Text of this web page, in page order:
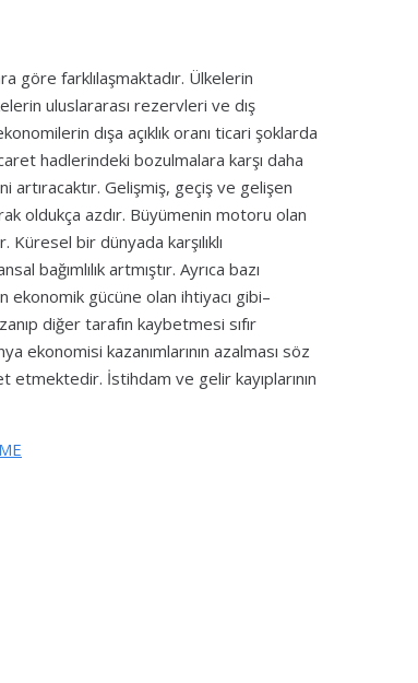
göre farklılaşmaktadır. Ülkelerin
uluslararası rezervleri ve dış
dışa açıklık oranı ticari şoklarda
hadlerindeki bozulmalara karşı daha
artıracaktır. Gelişmiş, geçiş ve gelişen
oldukça azdır. Büyümenin motoru olan
bir dünyada karşılıklı
bağımlılık artmıştır. Ayrıca bazı
ekonomik gücüne olan ihtiyacı gibi–
diğer tarafın kaybetmesi sıfır
ekonomisi kazanımlarının azalması söz
etmektedir. İstihdam ve gelir kayıplarının